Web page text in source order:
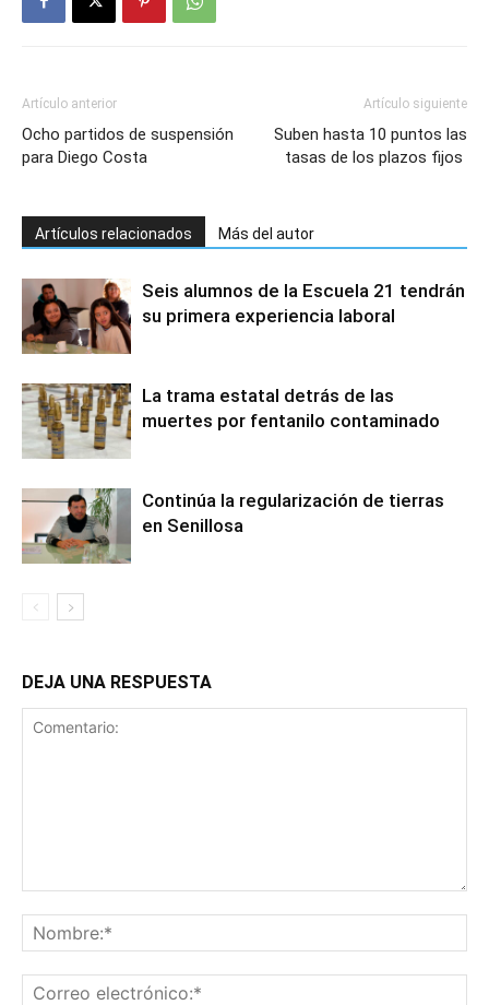
Artículo anterior
Ocho partidos de suspensión
para Diego Costa
Artículo siguiente
Suben hasta 10 puntos las
tasas de los plazos fijos
Artículos relacionados Más del autor
Seis alumnos de la Escuela 21 tendrán
su primera experiencia laboral
La trama estatal detrás de las
muertes por fentanilo contaminado
Continúa la regularización de tierras
en Senillosa
DEJA UNA RESPUESTA